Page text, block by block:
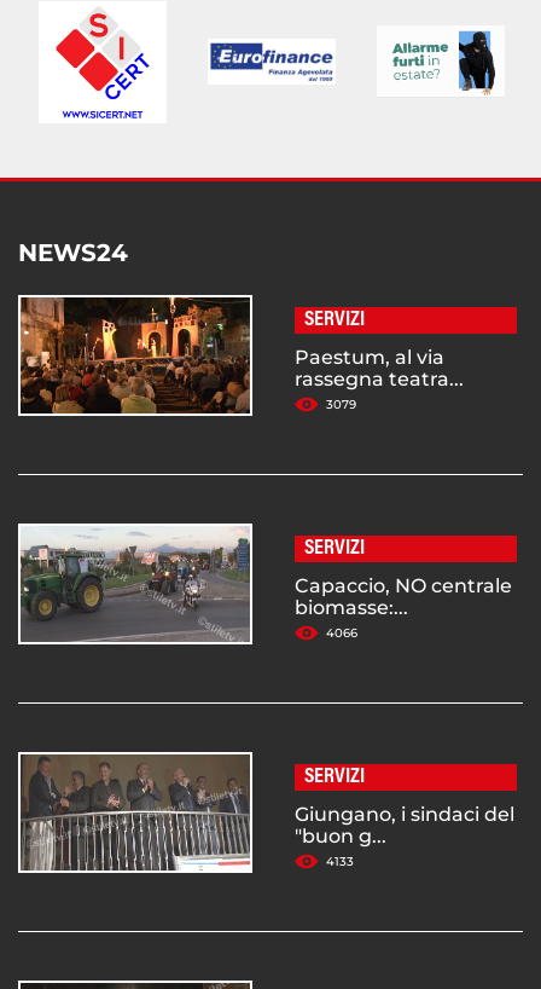
NEWS24
SERVIZI
Paestum, al via
rassegna teatra...
3079
SERVIZI
Capaccio, NO centrale
biomasse:...
4066
SERVIZI
Giungano, i sindaci del
"buon g...
4133